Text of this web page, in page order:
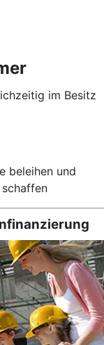
im Besitz
beleihen und